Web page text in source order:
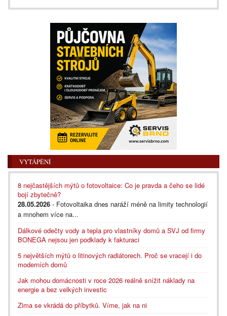
VYTÁPĚNÍ
8 nejčastějších mýtů o fotovoltaice: Co je pravda a čeho se lidé
bojí zbytečně?
28.05.2026 - Fotovoltaika dnes naráží méně na limity technologií
a mnohem více na...
Dálkové odečty vody a tepla pro vlastníky domů a SVJ od firmy
BONEGA nejsou jen podklady k fakturaci
5 největších mýtů o litinových radiátorech. Proč se vracejí i do
moderních domů
Jak mohou domácnosti v roce 2026 reálně snížit náklady na
energie a bez velkých investic
Zima se vkrádá do příbytků. Víme, jak na ni